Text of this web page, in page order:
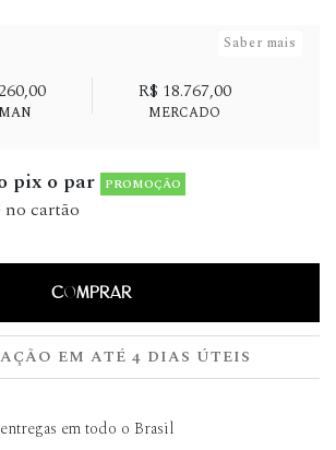
Saber mais
R$ 18.767,00
MERCADO
pix o par PROMOÇÃO
no cartão
COMPRAR
EM ATÉ 4 DIAS ÚTEIS
em todo o Brasil